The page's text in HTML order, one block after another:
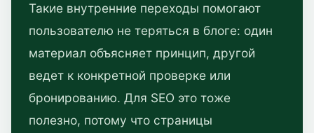
Такие внутренние переходы помогают
пользователю не теряться в блоге: один
материал объясняет принцип, другой
ведет к конкретной проверке или
бронированию. Для SEO это тоже
полезно, потому что страницы